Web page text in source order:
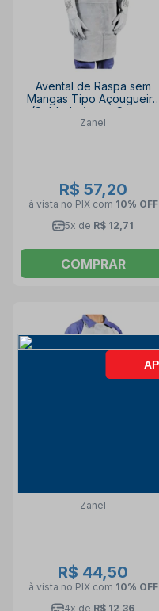
Avental de Raspa sem
Mangas Tipo Açougueiro
(Soldador) sem Costura
120x60cm CA 13989 AV-
Zanel
R$ 57,20
à vista no PIX com 10% OFF
5x de R$ 12,71
COMPRAR
(Soldador) com Costura
60cmx1.00mt CA 13989 AV-
Zanel
R$ 44,50
à vista no PIX com 10% OFF
4x de R$ 12,36